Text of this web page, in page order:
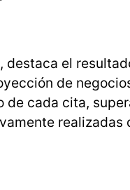
el
de
de cada cita,
realizadas